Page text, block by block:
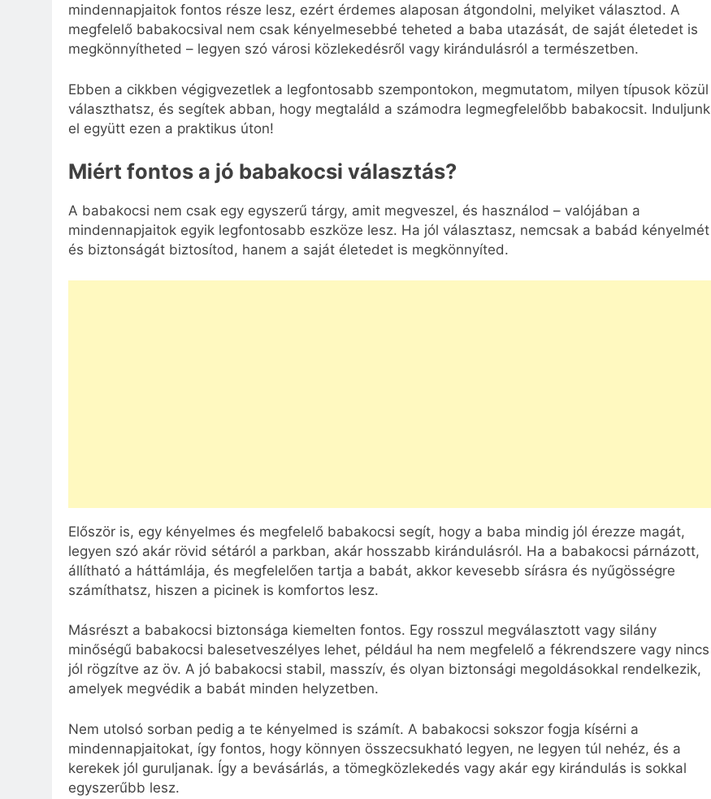
mindennapjaitok fontos része lesz, ezért érdemes alaposan átgondolni, melyiket választod. A
megfelelő babakocsival nem csak kényelmesebbé teheted a baba utazását, de saját életedet is
megkönnyítheted – legyen szó városi közlekedésről vagy kirándulásról a természetben.
Ebben a cikkben végigvezetlek a legfontosabb szempontokon, megmutatom, milyen típusok közül
választhatsz, és segítek abban, hogy megtaláld a számodra legmegfelelőbb babakocsit. Induljunk
el együtt ezen a praktikus úton!
Miért fontos a jó babakocsi választás?
A babakocsi nem csak egy egyszerű tárgy, amit megveszel, és használod – valójában a
mindennapjaitok egyik legfontosabb eszköze lesz. Ha jól választasz, nemcsak a babád kényelmét
és biztonságát biztosítod, hanem a saját életedet is megkönnyíted.
Először is, egy kényelmes és megfelelő babakocsi segít, hogy a baba mindig jól érezze magát,
legyen szó akár rövid sétáról a parkban, akár hosszabb kirándulásról. Ha a babakocsi párnázott,
állítható a háttámlája, és megfelelően tartja a babát, akkor kevesebb sírásra és nyűgösségre
számíthatsz, hiszen a picinek is komfortos lesz.
Másrészt a babakocsi biztonsága kiemelten fontos. Egy rosszul megválasztott vagy silány
minőségű babakocsi balesetveszélyes lehet, például ha nem megfelelő a fékrendszere vagy nincs
jól rögzítve az öv. A jó babakocsi stabil, masszív, és olyan biztonsági megoldásokkal rendelkezik,
amelyek megvédik a babát minden helyzetben.
Nem utolsó sorban pedig a te kényelmed is számít. A babakocsi sokszor fogja kísérni a
mindennapjaitokat, így fontos, hogy könnyen összecsukható legyen, ne legyen túl nehéz, és a
kerekek jól guruljanak. Így a bevásárlás, a tömegközlekedés vagy akár egy kirándulás is sokkal
egyszerűbb lesz.